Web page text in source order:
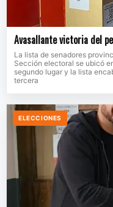
Avasallante victoria del
La lista de senadores
Sección electoral se ubicó
segundo lugar y la lista
tercera
ELECCIONES